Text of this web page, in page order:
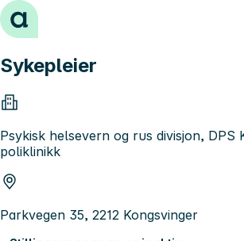
Hopp til innhold
Sykepleier
Psykisk helsevern og rus divisjon, DPS
poliklinikk
Parkvegen 35, 2212 Kongsvinger